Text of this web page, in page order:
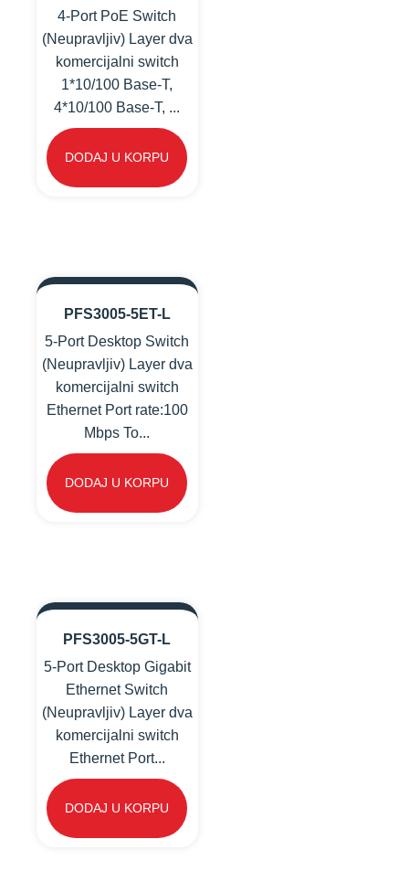
4-Port PoE Switch
(Neupravljiv) Layer dva
komercijalni switch
1*10/100 Base-T,
4*10/100 Base-T, ...
DODAJ U KORPU
PFS3005-5ET-L
5-Port Desktop Switch
(Neupravljiv) Layer dva
komercijalni switch
Ethernet Port rate:100
Mbps To...
DODAJ U KORPU
PFS3005-5GT-L
5-Port Desktop Gigabit
Ethernet Switch
(Neupravljiv) Layer dva
komercijalni switch
Ethernet Port...
DODAJ U KORPU